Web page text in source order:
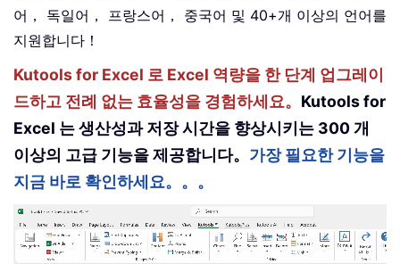
어， 독일어， 프랑스어， 중국어 및 40+개 이상의 언어를
지원합니다！
Kutools for Excel 로 Excel 역량을 한 단계 업그레이
드하고 전례 없는 효율성을 경험하세요。 Kutools for
Excel 는 생산성과 저장 시간을 향상시키는 300 개
이상의 고급 기능을 제공합니다。 가장 필요한 기능을
지금 바로 확인하세요。。。